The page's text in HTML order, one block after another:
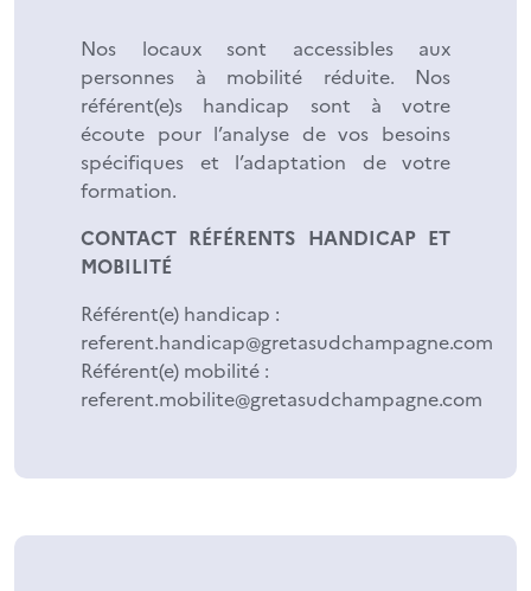
Nos locaux sont accessibles aux
personnes à mobilité réduite. Nos
référent(e)s handicap sont à votre
écoute pour l’analyse de vos besoins
spécifiques et l’adaptation de votre
formation.
CONTACT RÉFÉRENTS HANDICAP ET
MOBILITÉ
Référent(e) handicap :
referent.handicap@gretasudchampagne.com
Référent(e) mobilité :
referent.mobilite@gretasudchampagne.com